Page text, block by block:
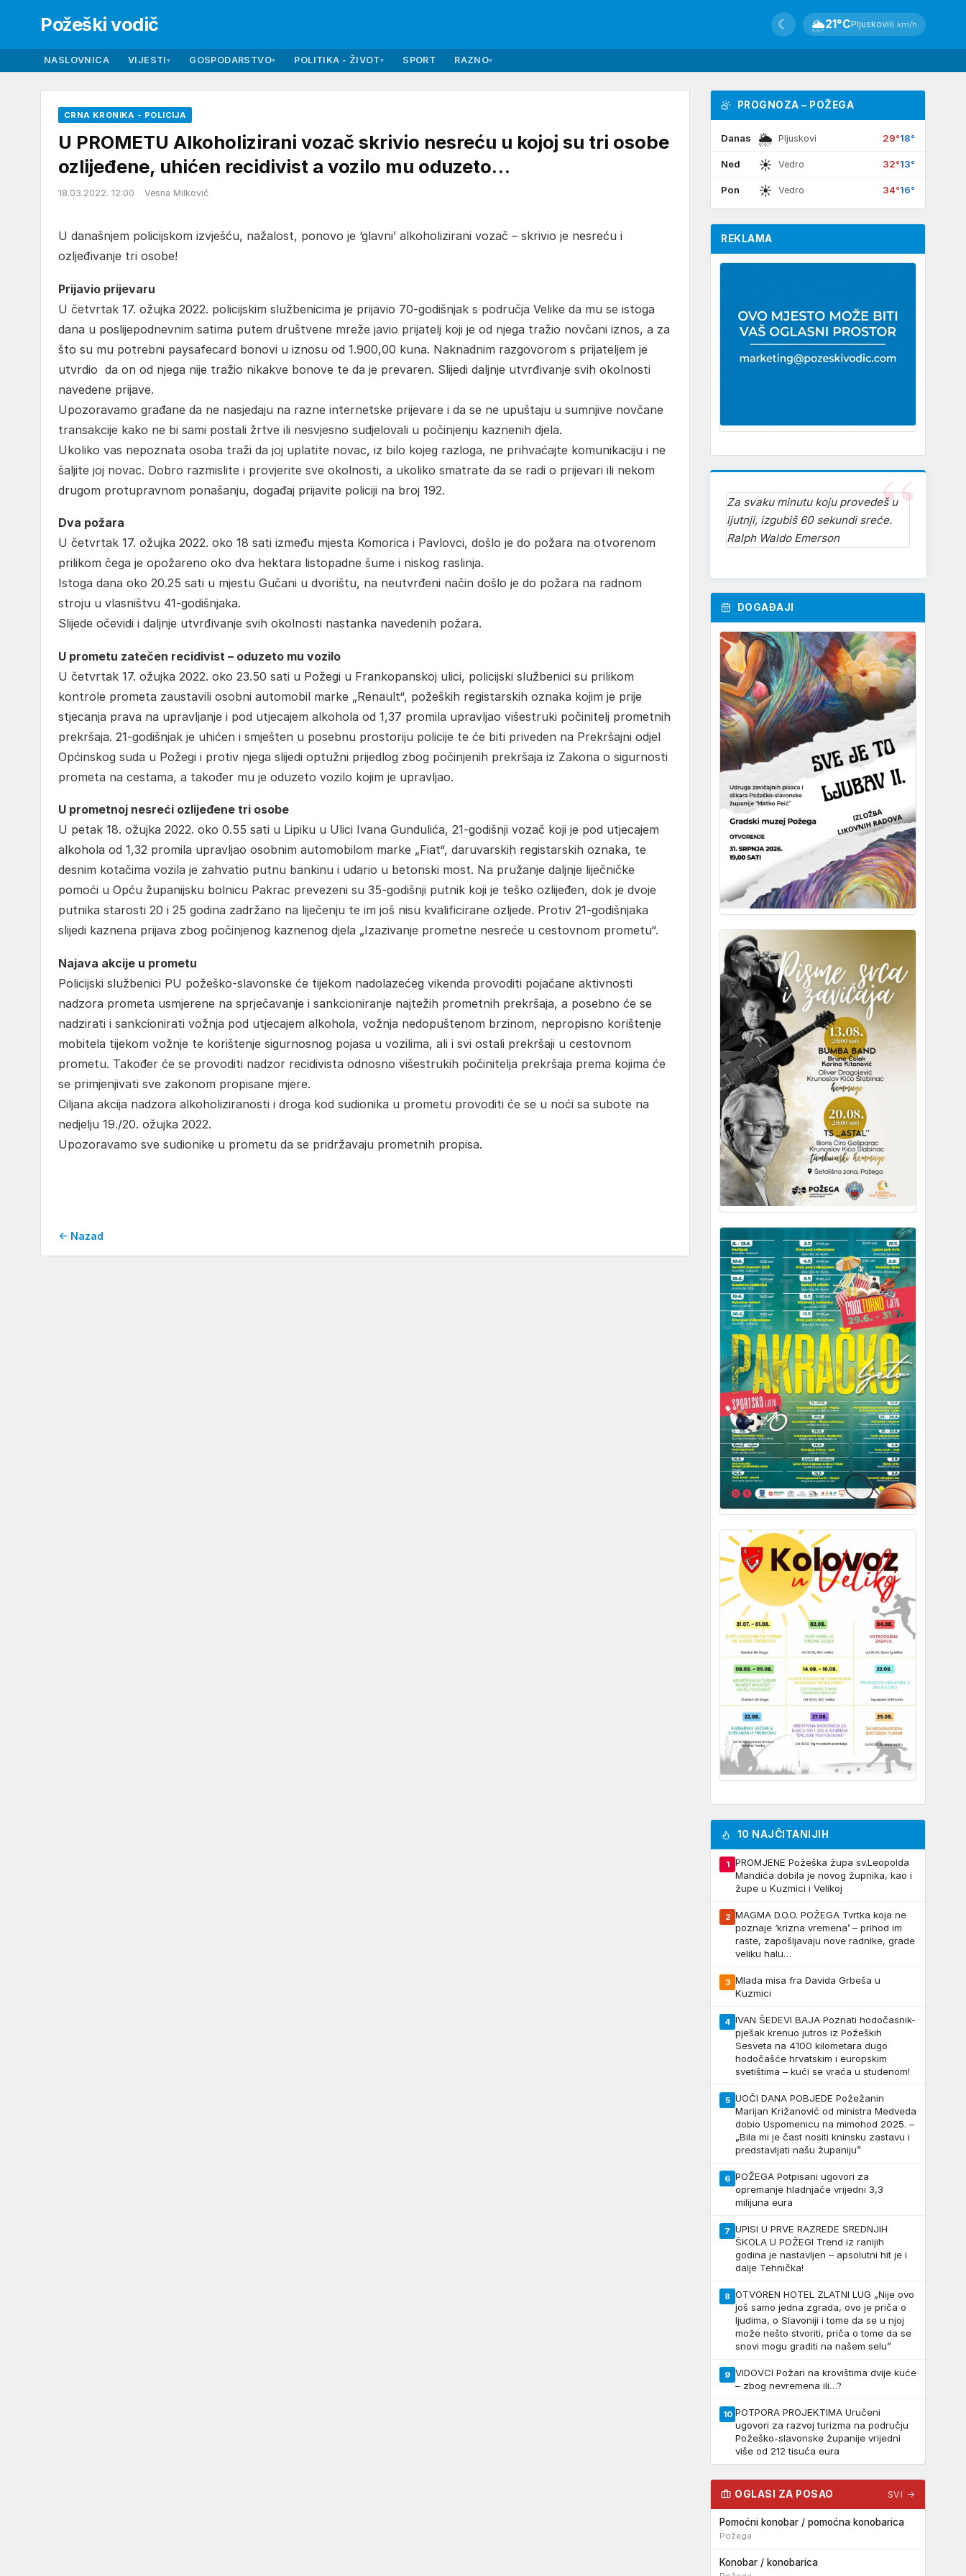
Požeški vodič 🌦21°CPljuskovi8 km/h
☾
NASLOVNICA VIJESTI▾ GOSPODARSTVO▾ POLITIKA - ŽIVOT▾ SPORT RAZNO▾
CRNA KRONIKA - POLICIJA
U PROMETU Alkoholizirani vozač skrivio nesreću u kojoj su tri osobe
ozlijeđene, uhićen recidivist a vozilo mu oduzeto…
18.03.2022. 12:00 Vesna Milković
U današnjem policijskom izvješću, nažalost, ponovo je ‘glavni’ alkoholizirani vozač – skrivio je nesreću i
ozljeđivanje tri osobe!
Prijavio prijevaru
U četvrtak 17. ožujka 2022. policijskim službenicima je prijavio 70-godišnjak s područja Velike da mu se istoga
dana u poslijepodnevnim satima putem društvene mreže javio prijatelj koji je od njega tražio novčani iznos, a za
što su mu potrebni paysafecard bonovi u iznosu od 1.900,00 kuna. Naknadnim razgovorom s prijateljem je
utvrdio da on od njega nije tražio nikakve bonove te da je prevaren. Slijedi daljnje utvrđivanje svih okolnosti
navedene prijave.
Upozoravamo građane da ne nasjedaju na razne internetske prijevare i da se ne upuštaju u sumnjive novčane
transakcije kako ne bi sami postali žrtve ili nesvjesno sudjelovali u počinjenju kaznenih djela.
Ukoliko vas nepoznata osoba traži da joj uplatite novac, iz bilo kojeg razloga, ne prihvaćajte komunikaciju i ne
šaljite joj novac. Dobro razmislite i provjerite sve okolnosti, a ukoliko smatrate da se radi o prijevari ili nekom
drugom protupravnom ponašanju, događaj prijavite policiji na broj 192.
Dva požara
U četvrtak 17. ožujka 2022. oko 18 sati između mjesta Komorica i Pavlovci, došlo je do požara na otvorenom
prilikom čega je opožareno oko dva hektara listopadne šume i niskog raslinja.
Istoga dana oko 20.25 sati u mjestu Gučani u dvorištu, na neutvrđeni način došlo je do požara na radnom
stroju u vlasništvu 41-godišnjaka.
Slijede očevidi i daljnje utvrđivanje svih okolnosti nastanka navedenih požara.
U prometu zatečen recidivist – oduzeto mu vozilo
U četvrtak 17. ožujka 2022. oko 23.50 sati u Požegi u Frankopanskoj ulici, policijski službenici su prilikom
kontrole prometa zaustavili osobni automobil marke „Renault“, požeških registarskih oznaka kojim je prije
stjecanja prava na upravljanje i pod utjecajem alkohola od 1,37 promila upravljao višestruki počinitelj prometnih
prekršaja. 21-godišnjak je uhićen i smješten u posebnu prostoriju policije te će biti priveden na Prekršajni odjel
Općinskog suda u Požegi i protiv njega slijedi optužni prijedlog zbog počinjenih prekršaja iz Zakona o sigurnosti
prometa na cestama, a također mu je oduzeto vozilo kojim je upravljao.
U prometnoj nesreći ozlijeđene tri osobe
U petak 18. ožujka 2022. oko 0.55 sati u Lipiku u Ulici Ivana Gundulića, 21-godišnji vozač koji je pod utjecajem
alkohola od 1,32 promila upravljao osobnim automobilom marke „Fiat“, daruvarskih registarskih oznaka, te
desnim kotačima vozila je zahvatio putnu bankinu i udario u betonski most. Na pružanje daljnje liječničke
pomoći u Opću županijsku bolnicu Pakrac prevezeni su 35-godišnji putnik koji je teško ozlijeđen, dok je dvoje
putnika starosti 20 i 25 godina zadržano na liječenju te im još nisu kvalificirane ozljede. Protiv 21-godišnjaka
slijedi kaznena prijava zbog počinjenog kaznenog djela „Izazivanje prometne nesreće u cestovnom prometu“.
Najava akcije u prometu
Policijski službenici PU požeško-slavonske će tijekom nadolazećeg vikenda provoditi pojačane aktivnosti
nadzora prometa usmjerene na sprječavanje i sankcioniranje najtežih prometnih prekršaja, a posebno će se
nadzirati i sankcionirati vožnja pod utjecajem alkohola, vožnja nedopuštenom brzinom, nepropisno korištenje
mobitela tijekom vožnje te korištenje sigurnosnog pojasa u vozilima, ali i svi ostali prekršaji u cestovnom
prometu. Također će se provoditi nadzor recidivista odnosno višestrukih počinitelja prekršaja prema kojima će
se primjenjivati sve zakonom propisane mjere.
Ciljana akcija nadzora alkoholiziranosti i droga kod sudionika u prometu provoditi će se u noći sa subote na
nedjelju 19./20. ožujka 2022.
Upozoravamo sve sudionike u prometu da se pridržavaju prometnih propisa.
← Nazad
PROGNOZA – POŽEGA
Danas 🌦 Pljuskovi 29°18°
Ned ☀ Vedro 32°13°
Pon ☀ Vedro 34°16°
REKLAMA
Za svaku minutu koju provedeš u
ljutnji, izgubiš 60 sekundi sreće.
Ralph Waldo Emerson
DOGAĐAJI
10 NAJČITANIJIH
1
PROMJENE Požeška župa sv.Leopolda
Mandića dobila je novog župnika, kao i
župe u Kuzmici i Velikoj
2 MAGMA D.O.O. POŽEGA Tvrtka koja ne
poznaje ‘krizna vremena’ – prihod im
raste, zapošljavaju nove radnike, grade
veliku halu…
3 Mlada misa fra Davida Grbeša u
Kuzmici
4 IVAN ŠEDEVI BAJA Poznati hodočasnik-
pješak krenuo jutros iz Požeških
Sesveta na 4100 kilometara dugo
hodočašće hrvatskim i europskim
svetištima – kući se vraća u studenom!
5 UOČI DANA POBJEDE Požežanin
Marijan Križanović od ministra Medveda
dobio Uspomenicu na mimohod 2025. –
„Bila mi je čast nositi kninsku zastavu i
predstavljati našu županiju”
6 POŽEGA Potpisani ugovori za
opremanje hladnjače vrijedni 3,3
milijuna eura
7 UPISI U PRVE RAZREDE SREDNJIH
ŠKOLA U POŽEGI Trend iz ranijih
godina je nastavljen – apsolutni hit je i
dalje Tehnička!
8 OTVOREN HOTEL ZLATNI LUG „Nije ovo
još samo jedna zgrada, ovo je priča o
ljudima, o Slavoniji i tome da se u njoj
može nešto stvoriti, priča o tome da se
snovi mogu graditi na našem selu”
9 VIDOVCI Požari na krovištima dvije kuće
– zbog nevremena ili…?
10 POTPORA PROJEKTIMA Uručeni
ugovori za razvoj turizma na području
Požeško-slavonske županije vrijedni
više od 212 tisuća eura
OGLASI ZA POSAO SVI →
Pomoćni konobar / pomoćna konobarica
Požega
Konobar / konobarica